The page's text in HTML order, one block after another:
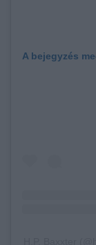
A bejegyzés